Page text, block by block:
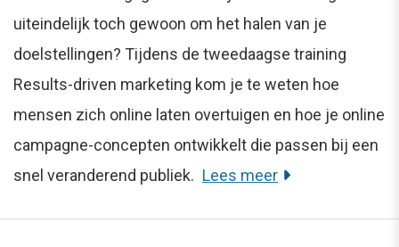
uiteindelijk toch gewoon om het halen van je
doelstellingen? Tijdens de tweedaagse training
Results-driven marketing kom je te weten hoe
mensen zich online laten overtuigen en hoe je online
campagne-concepten ontwikkelt die passen bij een
snel veranderend publiek. Lees meer